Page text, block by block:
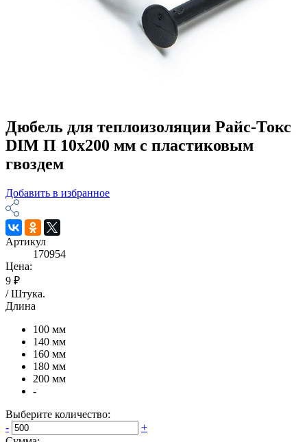
Дюбель для теплоизоляции Райс-Токс
DIM П 10х200 мм с пластиковым
гвоздем
Добавить в избранное
Артикул
170954
Цена:
9 ₽
/Штука.
Длина
100 мм
140 мм
160 мм
180 мм
200 мм
-
Выберите количество:
-
+